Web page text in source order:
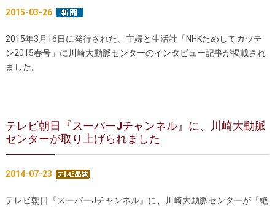
2015-03-26
2015年3月16日に発行された 、主婦と生活社 「NHKためしてガッテ
ン2015春号」に川崎大動脈センターのインタビュー記事が掲載され
ました。
テレビ朝日『スーパーJチャンネル』に、川崎大動脈
センターが取り上げられました
2014-07-23
テレビ朝日『スーパーJチャンネル』に、川崎大動脈センターが「絶